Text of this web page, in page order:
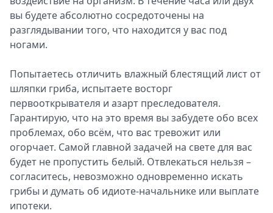
вы будете абсолютно сосредоточены на
разглядывании того, что находится у вас под
ногами.
Попытаетесь отличить влажный блестящий лист от
шляпки гриба, испытаете восторг
первооткрывателя и азарт преследователя.
Гарантирую, что на это время вы забудете обо всех
проблемах, обо всём, что вас тревожит или
огорчает. Самой главной задачей на свете для вас
будет не пропустить белый. Отвлекаться нельзя –
согласитесь, невозможно одновременно искать
грибы и думать об идиоте-начальнике или выплате
ипотеки.